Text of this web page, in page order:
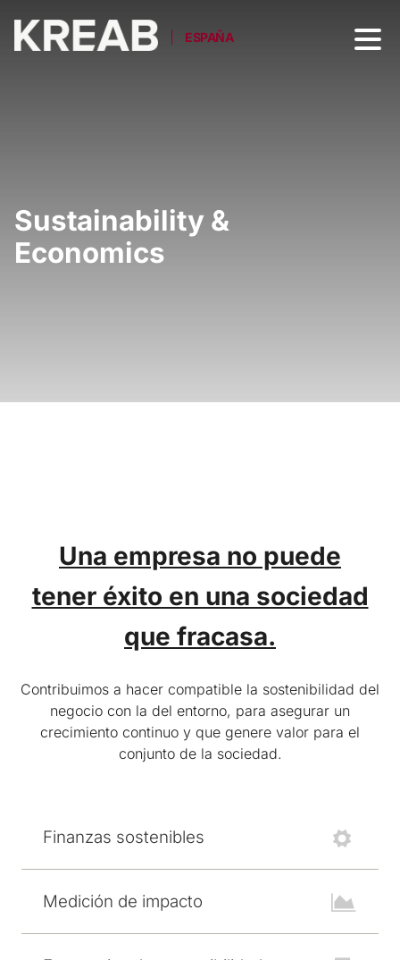
ESPAÑA
Sustainability &
Economics
Una empresa no puede
tener éxito en una sociedad
que fracasa.
Contribuimos a hacer compatible la sostenibilidad del
negocio con la del entorno, para asegurar un
crecimiento continuo y que genere valor para el
conjunto de la sociedad.
Finanzas sostenibles
Medición de impacto